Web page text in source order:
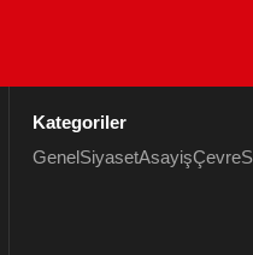
Kategoriler
Genel SiyasetAsayişÇevre